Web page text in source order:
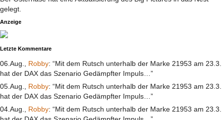
gelegt.
Anzeige
Letzte Kommentare
06.Aug., Robby: “Mit dem Rutsch unterhalb der Marke 21953 am 23.3.
hat der DAX das Szenario Gedämpfter Impuls…”
05.Aug., Robby: “Mit dem Rutsch unterhalb der Marke 21953 am 23.3.
hat der DAX das Szenario Gedämpfter Impuls…”
04.Aug., Robby: “Mit dem Rutsch unterhalb der Marke 21953 am 23.3.